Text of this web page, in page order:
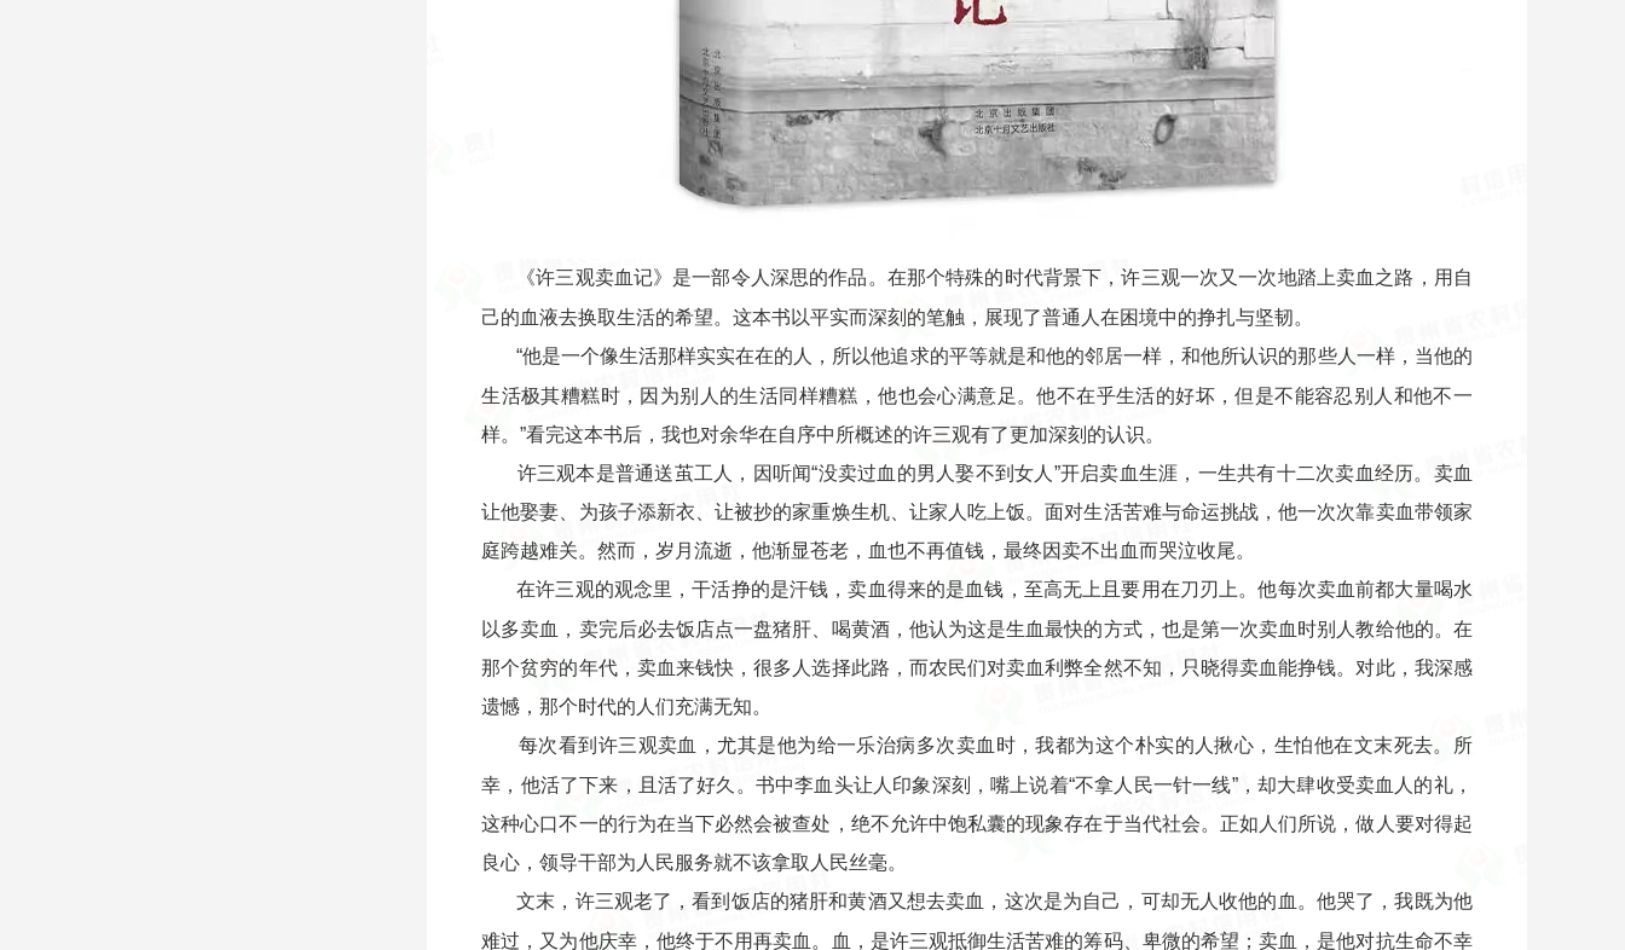
《许三观卖血记》是一部令人深思的作品。在那个特殊的时代背景下，许三观一次又一次地踏上卖血之路，用自
己的血液去换取生活的希望。这本书以平实而深刻的笔触，展现了普通人在困境中的挣扎与坚韧。
“他是一个像生活那样实实在在的人，所以他追求的平等就是和他的邻居一样，和他所认识的那些人一样，当他的
生活极其糟糕时，因为别人的生活同样糟糕，他也会心满意足。他不在乎生活的好坏，但是不能容忍别人和他不一
样。”看完这本书后，我也对余华在自序中所概述的许三观有了更加深刻的认识。
许三观本是普通送茧工人，因听闻“没卖过血的男人娶不到女人”开启卖血生涯，一生共有十二次卖血经历。卖血
让他娶妻、为孩子添新衣、让被抄的家重焕生机、让家人吃上饭。面对生活苦难与命运挑战，他一次次靠卖血带领家
庭跨越难关。然而，岁月流逝，他渐显苍老，血也不再值钱，最终因卖不出血而哭泣收尾。
在许三观的观念里，干活挣的是汗钱，卖血得来的是血钱，至高无上且要用在刀刃上。他每次卖血前都大量喝水
以多卖血，卖完后必去饭店点一盘猪肝、喝黄酒，他认为这是生血最快的方式，也是第一次卖血时别人教给他的。在
那个贫穷的年代，卖血来钱快，很多人选择此路，而农民们对卖血利弊全然不知，只晓得卖血能挣钱。对此，我深感
遗憾，那个时代的人们充满无知。
每次看到许三观卖血，尤其是他为给一乐治病多次卖血时，我都为这个朴实的人揪心，生怕他在文末死去。所
幸，他活了下来，且活了好久。书中李血头让人印象深刻，嘴上说着“不拿人民一针一线”，却大肆收受卖血人的礼，
这种心口不一的行为在当下必然会被查处，绝不允许中饱私囊的现象存在于当代社会。正如人们所说，做人要对得起
良心，领导干部为人民服务就不该拿取人民丝毫。
文末，许三观老了，看到饭店的猪肝和黄酒又想去卖血，这次是为自己，可却无人收他的血。他哭了，我既为他
难过，又为他庆幸，他终于不用再卖血。血，是许三观抵御生活苦难的筹码、卑微的希望；卖血，是他对抗生命不幸